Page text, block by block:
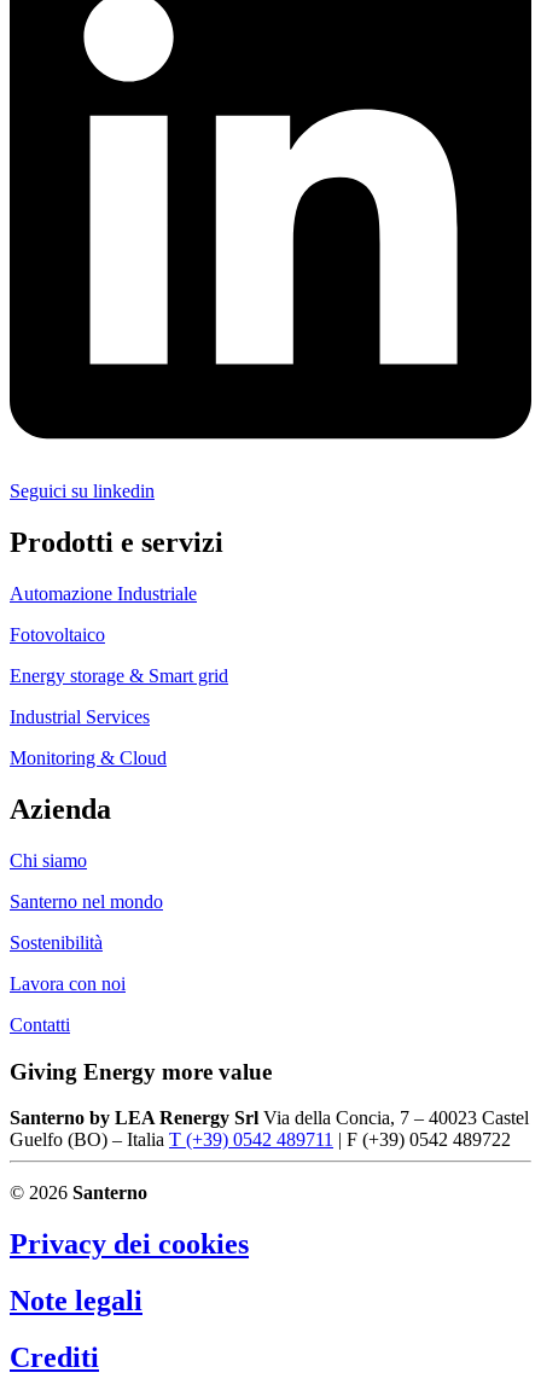
Seguici su linkedin
Prodotti e servizi
Automazione Industriale
Fotovoltaico
Energy storage & Smart grid
Industrial Services
Monitoring & Cloud
Azienda
Chi siamo
Santerno nel mondo
Sostenibilità
Lavora con noi
Contatti
Giving Energy more value
Santerno by LEA Renergy Srl Via della Concia, 7 – 40023 Castel
Guelfo (BO) – Italia T (+39) 0542 489711 | F (+39) 0542 489722
© 2026 Santerno
Privacy dei cookies
Note legali
Crediti